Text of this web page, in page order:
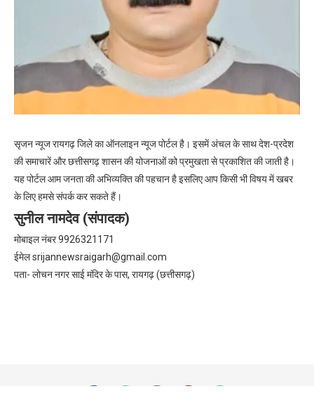
सृजन न्यूज रायगढ़ जिले का ऑनलाइन न्यूज पोर्टल है। इसमें अंचल के साथ देश-प्रदेश
की समाचारें और छत्तीसगढ़ शासन की योजनाओं को प्रमुखता से प्रकाशित की जाती है।
यह पोर्टल आम जनता की अभिव्यक्ति की पहचान है इसलिए आप किसी भी विषय में खबर
के लिए हमसे संपर्क कर सकते हैं।
सुनील नामदेव (संपादक)
मोबाइल नंबर 9926321171
ईमेलsrijannewsraigarh@gmail.com
पता- लोचन नगर साई मंदिर के पास, रायगढ़ (छत्तीसगढ़)